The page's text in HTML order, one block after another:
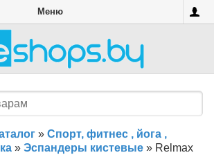
Меню
» Спорт, фитнес , йога ,
» Эспандеры кистевые » Relmax